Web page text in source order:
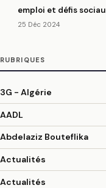
emploi et défis
25 Déc 2024
RUBRIQUES
3G - Algérie
AADL
Abdelaziz Bouteflika
Actualités
Actualités